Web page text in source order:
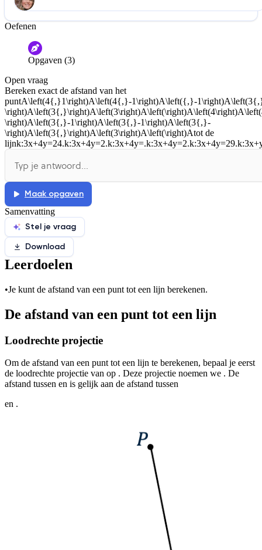
Help ons de video te verbeteren
De audio is slecht
Informatie is onjuist
De docent is te langdradig
De uitleg gaat te langzaam
De uitleg gaat te snel
Afspelen werkte niet
Iets anders
Oefenen
Opgaven (3)
Open vraag
Bereken exact de afstand van het
puntA\left(4{,}1\right)A\left(4{,}-1\right)A\left({,}-
\right)A\left(3{,}-1\right)A\left(3{,}-1\right)A\left(3{,}-
\right)A\left(3{,}\right)A\left(3\right)A\left(\right)Atot de
lijn
Maak opgaven
Samenvatting
Stel je vraag
Download
Leerdoelen
•Je kunt de afstand van een punt tot een lijn berekenen.
De afstand van een punt tot een lijn
Loodrechte projectie
Om de afstand van een punt tot een lijn te berekenen, bepaal je eerst
de loodrechte projectie van op . Deze projectie noemen we . De
afstand tussen en is gelijk aan de afstand tussen
en .